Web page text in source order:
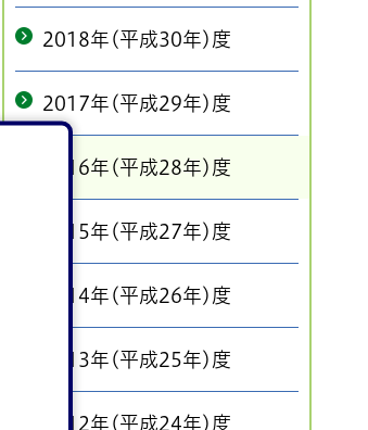
2018年(平成30年)度
2017年(平成29年)度
2016年(平成28年)度
2015年(平成27年)度
2014年(平成26年)度
2013年(平成25年)度
2012年(平成24年)度